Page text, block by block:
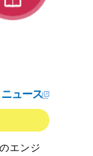
ュース
エンジ